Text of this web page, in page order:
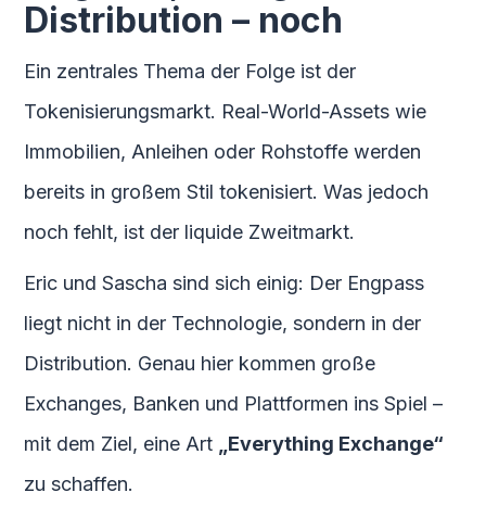
Distribution – noch
Ein zentrales Thema der Folge ist der
Tokenisierungsmarkt. Real-World-Assets wie
Immobilien, Anleihen oder Rohstoffe werden
bereits in großem Stil tokenisiert. Was jedoch
noch fehlt, ist der liquide Zweitmarkt.
Eric und Sascha sind sich einig: Der Engpass
liegt nicht in der Technologie, sondern in der
Distribution. Genau hier kommen große
Exchanges, Banken und Plattformen ins Spiel –
mit dem Ziel, eine Art „Everything Exchange“
zu schaffen.